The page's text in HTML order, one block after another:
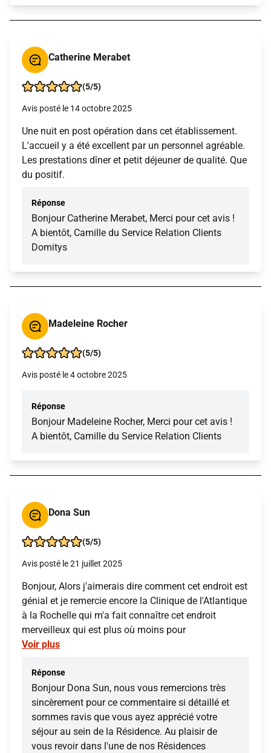
Catherine Merabet
(5/5)
Avis posté le 14 octobre 2025
Une nuit en post opération dans cet établissement.
L'accueil y a été excellent par un personnel agréable.
Les prestations dîner et petit déjeuner de qualité. Que
du positif.
Réponse
Bonjour Catherine Merabet, Merci pour cet avis !
A bientôt, Camille du Service Relation Clients
Domitys
Madeleine Rocher
(5/5)
Avis posté le 4 octobre 2025
Réponse
Bonjour Madeleine Rocher, Merci pour cet avis !
A bientôt, Camille du Service Relation Clients
Dona Sun
(5/5)
Avis posté le 21 juillet 2025
Bonjour, Alors j'aimerais dire comment cet endroit est
génial et je remercie encore la Clinique de l'Atlantique
à la Rochelle qui m'a fait connaître cet endroit
merveilleux qui est plus où moins pour
Voir plus
Réponse
Bonjour Dona Sun, nous vous remercions très
sincèrement pour ce commentaire si détaillé et
sommes ravis que vous ayez apprécié votre
séjour au sein de la Résidence. Au plaisir de
vous revoir dans l'une de nos Résidences